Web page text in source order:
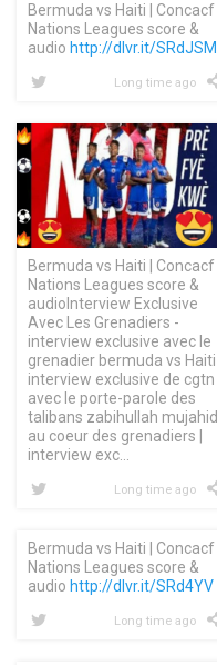
Bermuda vs Haiti | Concacf
Nations Leagues score &
audio http://dlvr.it/SRdJSM
Long time ago
Bermuda vs Haiti | Concacf
Nations Leagues score &
audioInterview Exclusive
Avec Les Grenadiers -
interview exclusive avec le
grenadier bermuda vs Haiti
interview exclusive de cgtn
avec le porte-parole des
talibans zabihullah mujahid.
au coeur des grenadiers |
interview exc…
Long time ago
Bermuda vs Haiti | Concacf
Nations Leagues score &
audio http://dlvr.it/SRd4YV
Long time ago